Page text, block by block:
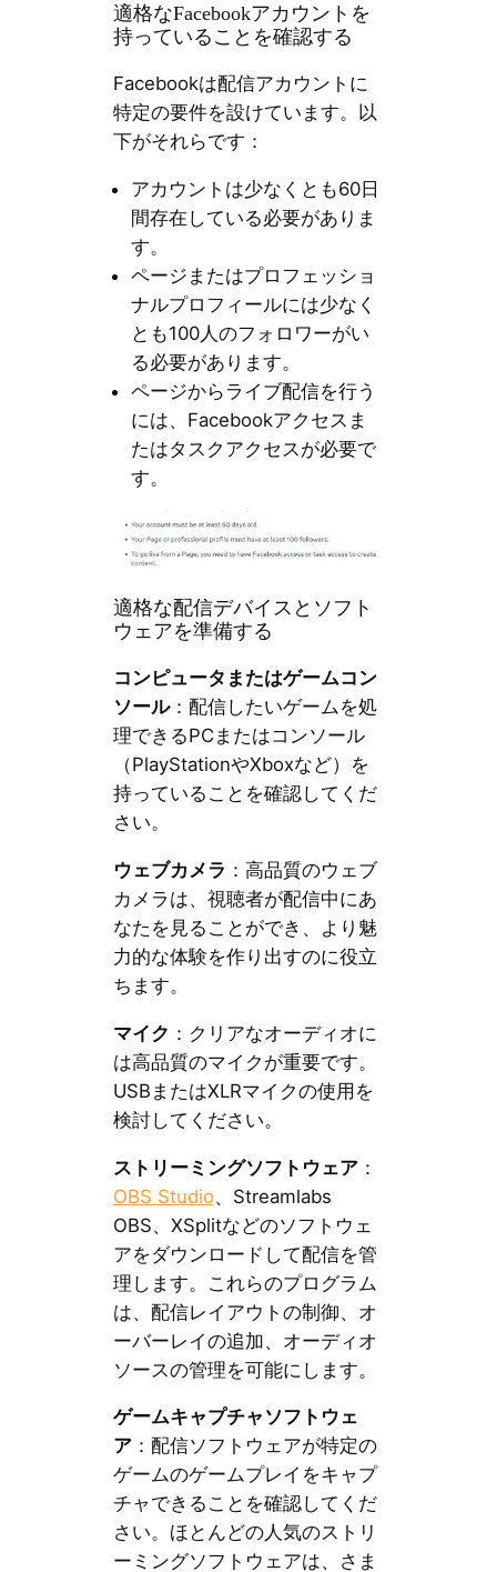
適格なFacebookアカウントを
持っていることを確認する
Facebookは配信アカウントに
特定の要件を設けています。以
下がそれらです：
アカウントは少なくとも60日
間存在している必要がありま
す。
ページまたはプロフェッショ
ナルプロフィールには少なく
とも100人のフォロワーがい
る必要があります。
ページからライブ配信を行う
には、Facebookアクセスま
たはタスクアクセスが必要で
す。
適格な配信デバイスとソフト
ウェアを準備する
コンピュータまたはゲームコン
ソール：配信したいゲームを処
理できるPCまたはコンソール
（PlayStationやXboxなど）を
持っていることを確認してくだ
さい。
ウェブカメラ ：高品質のウェブ
カメラは、視聴者が配信中にあ
なたを見ることができ、より魅
力的な体験を作り出すのに役立
ちます。
マイク ：クリアなオーディオに
は高品質のマイクが重要です。
USBまたはXLRマイクの使用を
検討してください。
ストリーミングソフトウェア：
OBS Studio、Streamlabs
OBS、XSplitなどのソフトウェ
アをダウンロードして配信を管
理します。これらのプログラム
は、配信レイアウトの制御、オ
ーバーレイの追加、オーディオ
ソースの管理を可能にします。
ゲームキャプチャソフトウェ
ア：配信ソフトウェアが特定の
ゲームのゲームプレイをキャプ
チャできることを確認してくだ
さい。ほとんどの人気のストリ
ーミングソフトウェアは、さま